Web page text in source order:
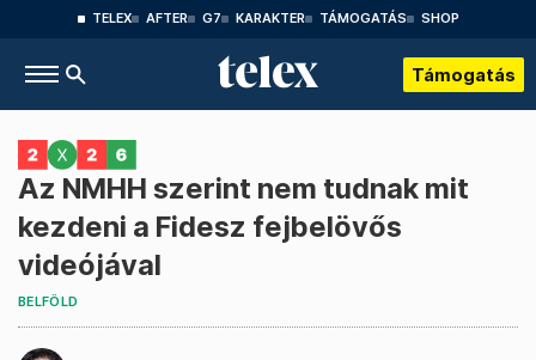
TELEX AFTER G7 KARAKTER TÁMOGATÁS SHOP
Támogatás
Az NMHH szerint nem tudnak mit
kezdeni a Fidesz fejbelövős
videójával
BELFÖLD